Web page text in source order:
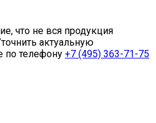
что не вся продукция
актуальную
телефону +7 (495) 363-71-75